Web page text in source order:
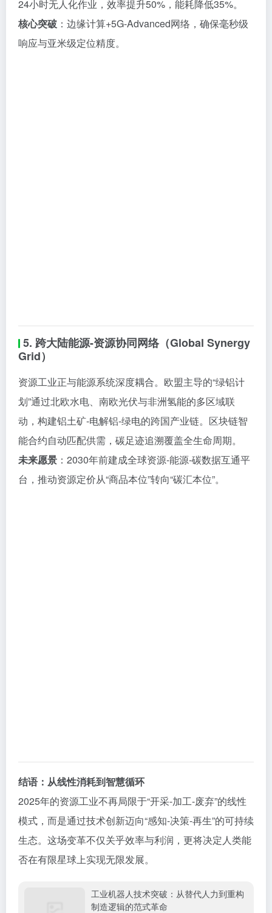
24小时无人化作业，效率提升50%，能耗降低35%。
核心突破 ：边缘计算+5G-Advanced网络，确保毫秒级
响应与亚米级定位精度。
5. 跨大陆能源-资源协同网络（Global Synergy
Grid）
资源工业正与能源系统深度耦合。欧盟主导的“绿铝计
划”通过北欧水电、南欧光伏与非洲氢能的多区域联
动，构建铝土矿-电解铝-绿电的跨国产业链。区块链智
能合约自动匹配供需，碳足迹追溯覆盖全生命周期。
未来愿景 ：2030年前建成全球资源-能源-碳数据互通平
台，推动资源定价从“商品本位”转向“碳汇本位”。
结语：从线性消耗到智慧循环
2025年的资源工业不再局限于“开采-加工-废弃”的线性
模式，而是通过技术创新迈向“感知-决策-再生”的可持续
生态。这场变革不仅关乎效率与利润，更将决定人类能
否在有限星球上实现无限发展。
工业机器人技术突破：从替代人力到重构
制造逻辑的范式革命